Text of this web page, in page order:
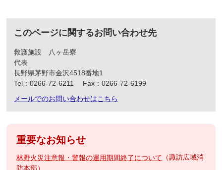
このページに関するお問い合わせ先
救護施設 八ヶ岳寮
代表
長野県茅野市金沢4518番地1
Tel：0266-72-6211
Fax：0266-72-6199
メールでのお問い合わせはこちら
重要なお知らせ
林野火災注意報・警報の運用期間終了について
諏訪広域消
防本部